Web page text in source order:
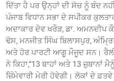
ਦਿੱਤਾ ਹੈ ਪਰ ਉਨ੍ਹਾਂ ਦੀ ਸੋਚ ਨੂੰ ਬੰਦ
ਪੰਜਾਬ ਵਿਧਾਨ ਸਭਾ ਦੇ ਸਪੀਕਰ
ਅਦਾਕਾਰ ਦੇਵ ਖਰੌੜ, ਡਾ. ਅਮਨਦੀਪ
ਢੋਸ, ਮਨਜੀਤ ਸਿੰਘ ਬਿਲਾਸਪੁਰ,
ਅਤੇ ਹੋਰ ਪਾਰਟੀ ਆਗੂ ਮੌਜੂਦ ਸਨ।
ਨੇ ਕਿਹਾ,‘‘13 ਬਾਹਾਂ ਅਤੇ 13 ਜ਼ੁਬਾਨਾਂ
ਜ਼ਿੰਮੇਵਾਰੀ ਮੇਰੀ ਹੋਵੇਗੀ। ਲੋਕਾਂ ਦੇ